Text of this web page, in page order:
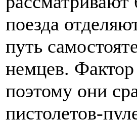
поезда
путь
немцев.
поэтому они
пистолетов-